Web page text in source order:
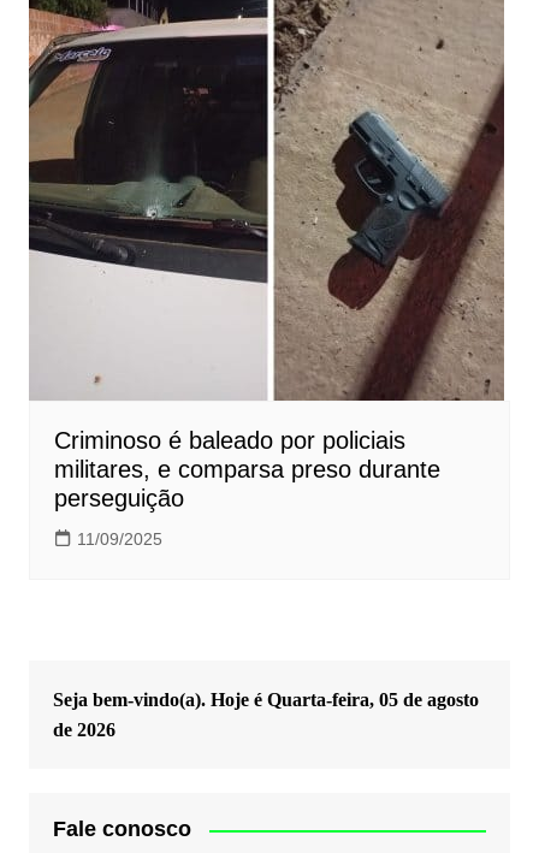
Criminoso é baleado por policiais
militares, e comparsa preso durante
perseguição
11/09/2025
Seja bem-vindo(a). Hoje é Quarta-feira, 05 de agosto
de 2026
Fale conosco